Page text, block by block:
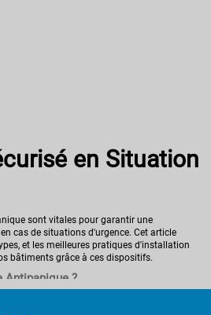
en Situation
sont vitales pour garantir une
cas de situations d'urgence. Cet article
et les meilleures pratiques d'installation
bâtiments grâce à ces dispositifs.
Antipanique ?